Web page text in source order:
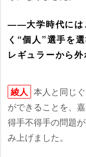
――大学時代には
く“個人”選手を
レギュラーから外
綾人 本人と同じ
ができることを、
得手不得手の問題
み上げました。